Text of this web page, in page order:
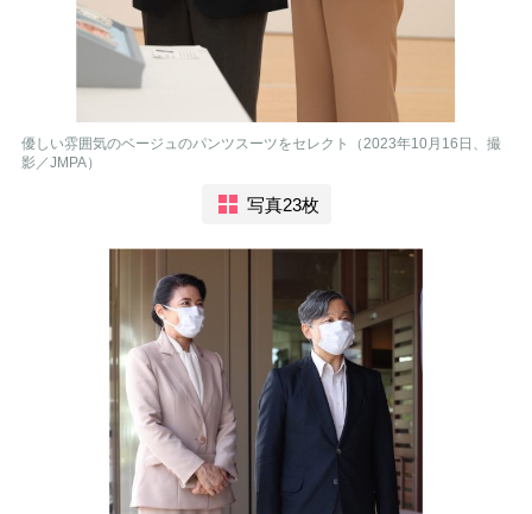
優しい雰囲気のベージュのパンツスーツをセレクト（2023年10月16日、撮
影／JMPA）
写真23枚